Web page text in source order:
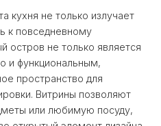
кухня не только излучает
к повседневному
остров не только является
и функциональным,
пространство для
Витрины позволяют
или любимую посуду,